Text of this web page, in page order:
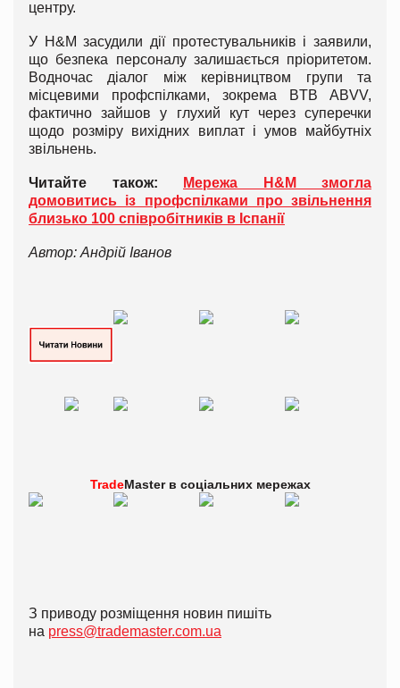
центру.
У H&M засудили дії протестувальників і заявили,
що безпека персоналу залишається пріоритетом.
Водночас діалог між керівництвом групи та
місцевими профспілками, зокрема BTB ABVV,
фактично зайшов у глухий кут через суперечки
щодо розміру вихідних виплат і умов майбутніх
звільнень.
Читайте також:
Мережа H&M змогла
домовитись із профспілками про звільнення
близько 100 співробітників в Іспанії
Автор: Андрій Іванов
TradeMaster в соціальних мережах
З приводу розміщення новин пишіть
на press@trademaster.com.ua